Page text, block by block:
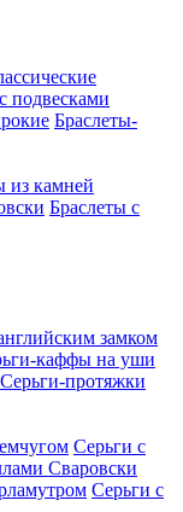
подвесками
Браслеты-
из камней
Браслеты с
замком
каффы на уши
Серьги-протяжки
Серьги с
Сваровски
Серьги с